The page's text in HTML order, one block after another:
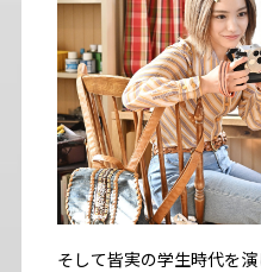
そして皆実の学生時代を